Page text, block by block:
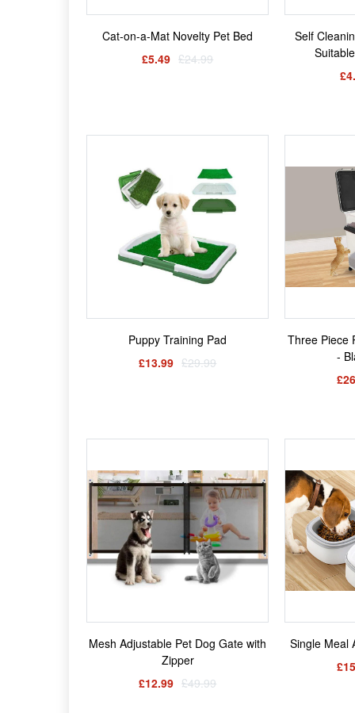
Cat-on-a-Mat Novelty Pet Bed
£5.49 £24.99
Self
Puppy Training Pad
£13.99 £29.99
Three Piece
-
Mesh Adjustable Pet Dog Gate with
Zipper
£12.99 £49.99
Single Meal